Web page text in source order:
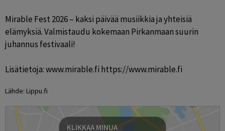
Mirable Fest 2026 – kaksi päivää musiikkia ja yhteisiä
elämyksiä. Valmistaudu kokemaan Pirkanmaan suurin
juhannus festivaali!
Lisätietoja: www.mirable.fi https://www.mirable.fi
Lähde: Lippu.fi
KLIKKAA MINUA